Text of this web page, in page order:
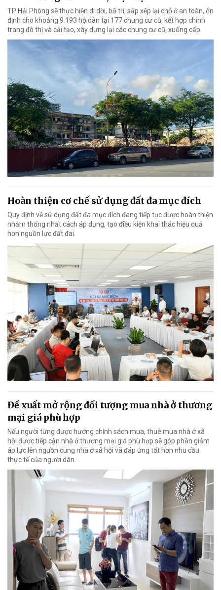
TP Hải Phòng sẽ thực hiện di dời, bố trí, sắp xếp lại chỗ ở an toàn, ổn
định cho khoảng 9.193 hộ dân tại 177 chung cư cũ, kết hợp chỉnh
trang đô thị và cải tạo, xây dựng lại các chung cư cũ, xuống cấp.
Hoàn thiện cơ chế sử dụng đất đa mục đích
Quy định về sử dụng đất đa mục đích đang tiếp tục được hoàn thiện
nhằm thống nhất cách áp dụng, tạo điều kiện khai thác hiệu quả
hơn nguồn lực đất đai.
Đề xuất mở rộng đối tượng mua nhà ở thương
mại giá phù hợp
Nếu người từng được hưởng chính sách mua, thuê mua nhà ở xã
hội được tiếp cận nhà ở thương mại giá phù hợp sẽ góp phần giảm
áp lực lên nguồn cung nhà ở xã hội và đáp ứng tốt hơn nhu cầu
thực tế của người dân.